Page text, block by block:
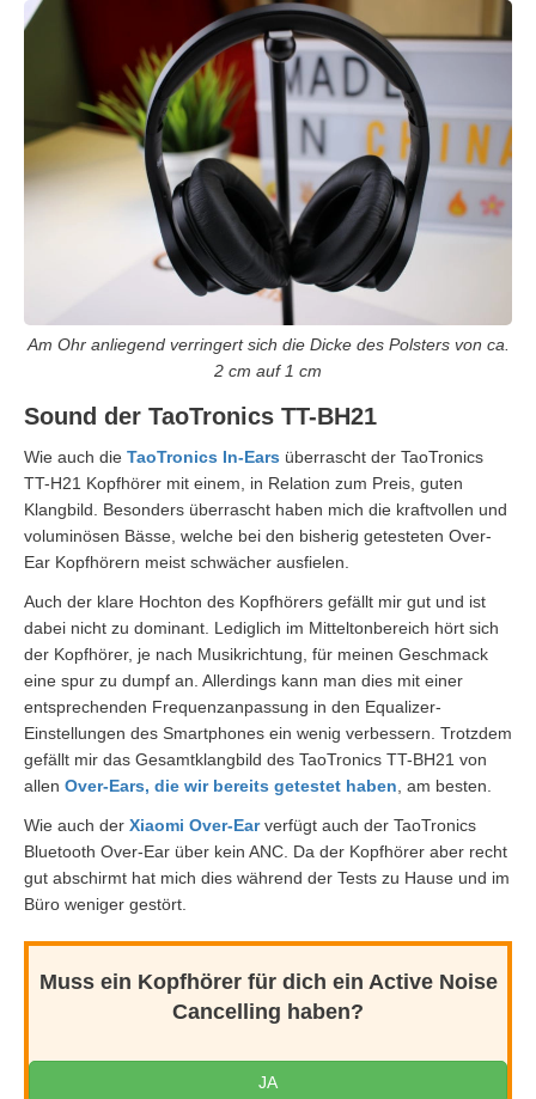
Am Ohr anliegend verringert sich die Dicke des Polsters von ca.
2 cm auf 1 cm
Sound der TaoTronics TT-BH21
Wie auch die TaoTronics In-Ears überrascht der TaoTronics
TT-H21 Kopfhörer mit einem, in Relation zum Preis, guten
Klangbild. Besonders überrascht haben mich die kraftvollen und
voluminösen Bässe, welche bei den bisherig getesteten Over-
Ear Kopfhörern meist schwächer ausfielen.
Auch der klare Hochton des Kopfhörers gefällt mir gut und ist
dabei nicht zu dominant. Lediglich im Mitteltonbereich hört sich
der Kopfhörer, je nach Musikrichtung, für meinen Geschmack
eine spur zu dumpf an. Allerdings kann man dies mit einer
entsprechenden Frequenzanpassung in den Equalizer-
Einstellungen des Smartphones ein wenig verbessern. Trotzdem
gefällt mir das Gesamtklangbild des TaoTronics TT-BH21 von
allen Over-Ears, die wir bereits getestet haben, am besten.
Wie auch der Xiaomi Over-Earverfügt auch der TaoTronics
Bluetooth Over-Ear über kein ANC. Da der Kopfhörer aber recht
gut abschirmt hat mich dies während der Tests zu Hause und im
Büro weniger gestört.
Muss ein Kopfhörer für dich ein Active Noise
Cancelling haben?
JA